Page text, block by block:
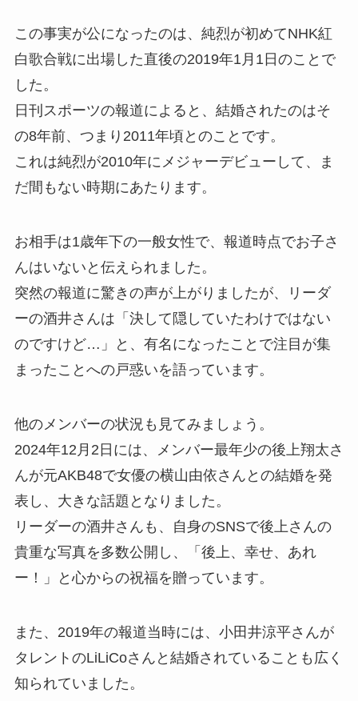
この事実が公になったのは、純烈が初めてNHK紅
白歌合戦に出場した直後の2019年1月1日のことで
した。
日刊スポーツの報道によると、結婚されたのはそ
の8年前、つまり2011年頃とのことです。
これは純烈が2010年にメジャーデビューして、ま
だ間もない時期にあたります。
お相手は1歳年下の一般女性で、報道時点でお子さ
んはいないと伝えられました。
突然の報道に驚きの声が上がりましたが、リーダ
ーの酒井さんは「決して隠していたわけではない
のですけど…」と、有名になったことで注目が集
まったことへの戸惑いを語っています。
他のメンバーの状況も見てみましょう。
2024年12月2日には、メンバー最年少の後上翔太さ
んが元AKB48で女優の横山由依さんとの結婚を発
表し、大きな話題となりました。
リーダーの酒井さんも、自身のSNSで後上さんの
貴重な写真を多数公開し、「後上、幸せ、あれ
ー！」と心からの祝福を贈っています。
また、2019年の報道当時には、小田井涼平さんが
タレントのLiLiCoさんと結婚されていることも広く
知られていました。